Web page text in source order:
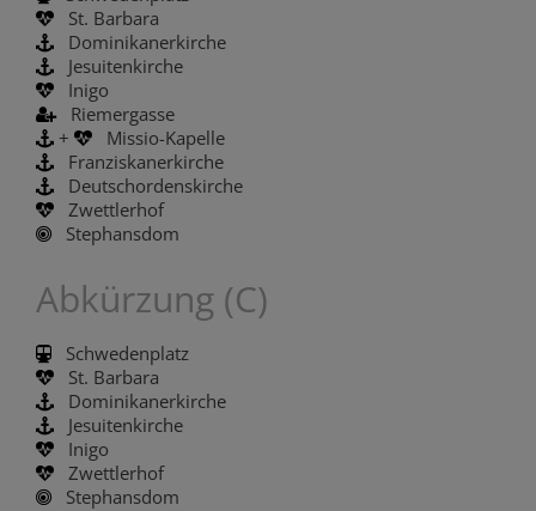
St. Barbara
Dominikanerkirche
Jesuitenkirche
Inigo
Riemergasse
+
Missio-Kapelle
Franziskanerkirche
Deutschordenskirche
Zwettlerhof
Stephansdom
Abkürzung (C)
Schwedenplatz
St. Barbara
Dominikanerkirche
Jesuitenkirche
Inigo
Zwettlerhof
Stephansdom